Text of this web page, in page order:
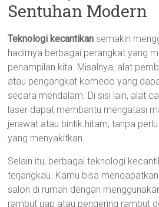
Sentuhan Modern
Teknologi kecantikan semakin
hadirnya berbagai perangkat yang
penampilan kita. Misalnya, alat
atau pengangkat komedo yang
secara mendalam. Di sisi lain, alat
laser dapat membantu mengatasi
jerawat atau bintik hitam, tanpa
yang menyakitkan.
Selain itu, berbagai teknologi
terjangkau. Kamu bisa
salon di rumah dengan
rambut uap atau pengering rambut